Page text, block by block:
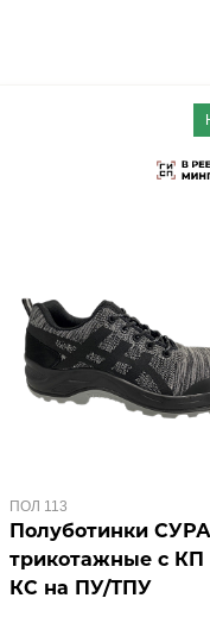
ПОЛ 113
Полуботинки СУРА
трикотажные с КП
КС на ПУ/ТПУ